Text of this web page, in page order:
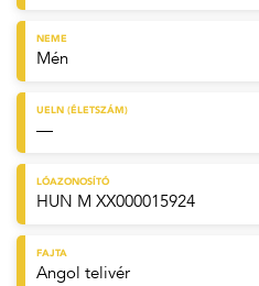
NEME
Mén
UELN (ÉLETSZÁM)
—
LÓAZONOSÍTÓ
HUN M XX000015924
FAJTA
Angol telivér